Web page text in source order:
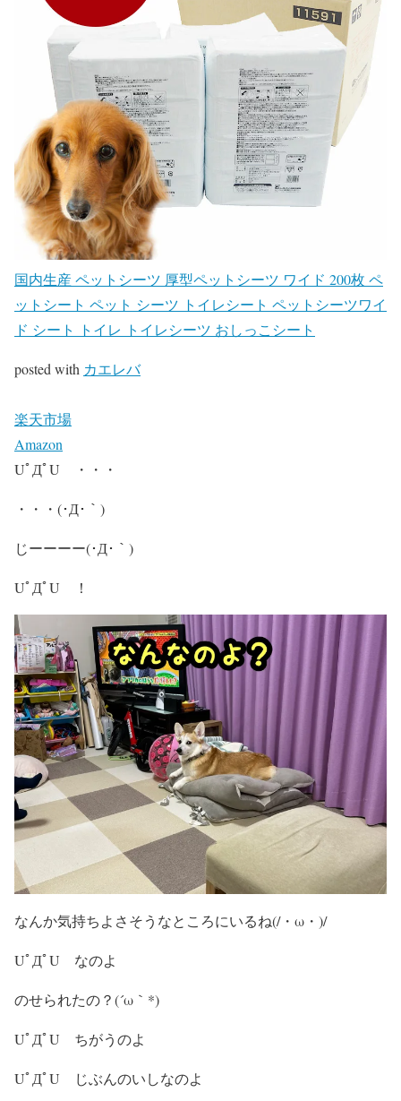
国内生産 ペットシーツ 厚型ペットシーツ ワイド 200枚 ペ
ットシート ペット シーツ トイレシート ペットシーツワイ
ド シート トイレ トイレシーツ おしっこシート
posted with カエレバ
楽天市場
Amazon
UﾟДﾟU ・・・
・・・(･Д･｀)
じーーーー(･Д･｀)
UﾟДﾟU ！
なんか気持ちよさそうなところにいるね(/・ω・)/
UﾟДﾟU なのよ
のせられたの？(´ω｀*)
UﾟДﾟU ちがうのよ
UﾟДﾟU じぶんのいしなのよ